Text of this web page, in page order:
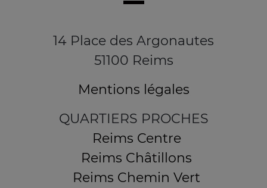
14 Place des Argonautes
51100 Reims
Mentions légales
QUARTIERS PROCHES
Reims Centre
Reims Châtillons
Reims Chemin Vert